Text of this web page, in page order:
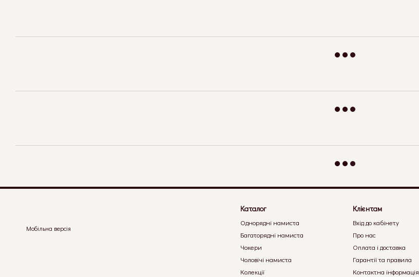
Мобільна версія
Каталог
Однорядні намиста
Багаторядні намиста
Чокери
Чоловічі намиста
Колекції
Клієнтам
Вхід до кабінету
Про нас
Оплата і доставка
Гарантії та правила
Контактна інформація